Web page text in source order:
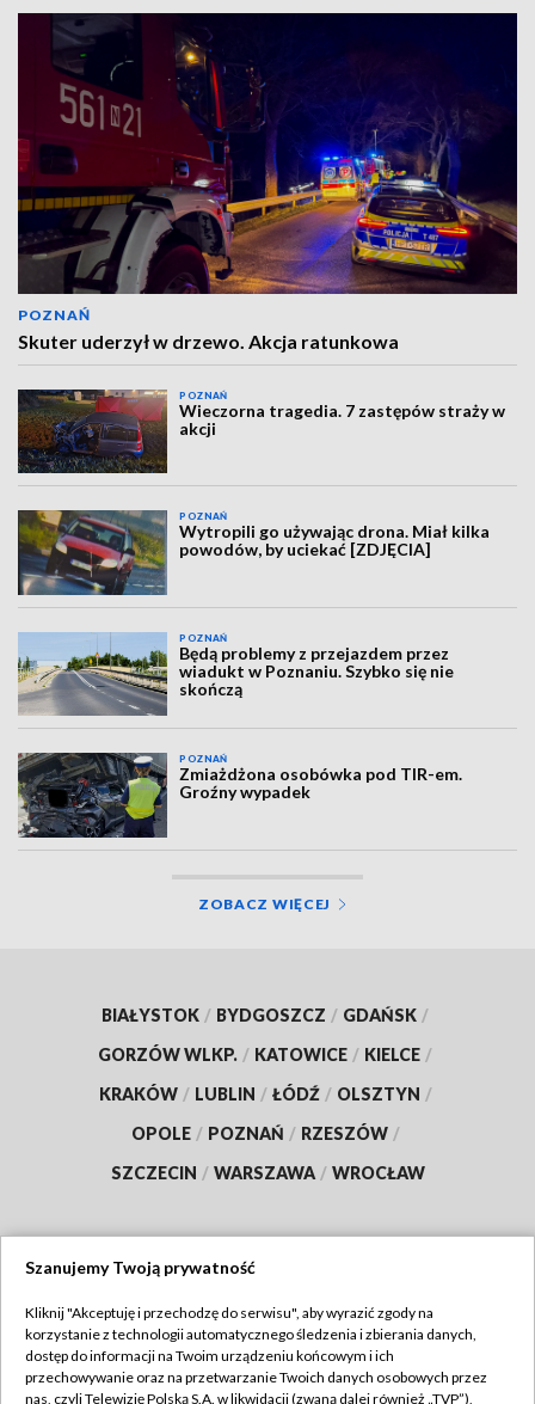
POZNAŃ
Skuter uderzył w drzewo. Akcja ratunkowa
POZNAŃ
Wieczorna tragedia. 7 zastępów straży w
akcji
POZNAŃ
Wytropili go używając drona. Miał kilka
powodów, by uciekać [ZDJĘCIA]
POZNAŃ
Będą problemy z przejazdem przez
wiadukt w Poznaniu. Szybko się nie
skończą
POZNAŃ
Zmiażdżona osobówka pod TIR-em.
Groźny wypadek
ZOBACZ WIĘCEJ
BIAŁYSTOK / BYDGOSZCZ / GDAŃSK /
GORZÓW WLKP. / KATOWICE / KIELCE /
KRAKÓW / LUBLIN / ŁÓDŹ / OLSZTYN /
OPOLE / POZNAŃ / RZESZÓW /
SZCZECIN / WARSZAWA / WROCŁAW
TVP
Abonament TVP
Regulamin TVP
Szanujemy Twoją prywatność
Kliknij "Akceptuję i przechodzę do serwisu", aby wyrazić zgody na
korzystanie z technologii automatycznego śledzenia i zbierania danych,
dostęp do informacji na Twoim urządzeniu końcowym i ich
przechowywanie oraz na przetwarzanie Twoich danych osobowych przez
nas, czyli Telewizję Polską S.A. w likwidacji (zwaną dalej również „TVP”),